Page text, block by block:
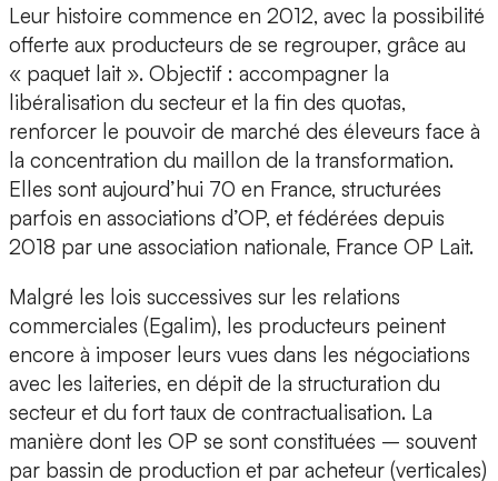
Leur histoire commence en 2012, avec la possibilité
offerte aux producteurs de se regrouper, grâce au
« paquet lait ». Objectif : accompagner la
libéralisation du secteur et la fin des quotas,
renforcer le pouvoir de marché des éleveurs face à
la concentration du maillon de la transformation.
Elles sont aujourd’hui 70 en France, structurées
parfois en associations d’OP, et fédérées depuis
2018 par une association nationale, France OP Lait.
Malgré les lois successives sur les relations
commerciales (Egalim), les producteurs peinent
encore à imposer leurs vues dans les négociations
avec les laiteries, en dépit de la structuration du
secteur et du fort taux de contractualisation. La
manière dont les OP se sont constituées – souvent
par bassin de production et par acheteur (verticales)